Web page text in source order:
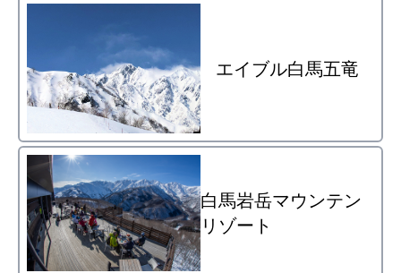
エイブル白馬五竜
白馬岩岳マウンテン
リゾート